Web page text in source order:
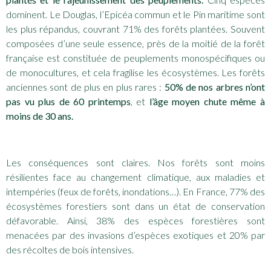
dominent. Le Douglas, l’Epicéa commun et le Pin maritime sont
les plus répandus, couvrant 71% des forêts plantées. Souvent
composées d’une seule essence, près de la moitié de la forêt
française est constituée de peuplements monospécifiques ou
de monocultures, et cela fragilise les écosystèmes. Les forêts
anciennes sont de plus en plus rares : 50% de nos arbres n’ont
pas vu plus de 60 printemps, et l’âge moyen chute même à
moins de 30 ans.
Les conséquences sont claires. Nos forêts sont moins
résilientes face au changement climatique, aux maladies et
intempéries (feux de forêts, inondations…). En France, 77% des
écosystèmes forestiers sont dans un état de conservation
défavorable. Ainsi, 38% des espèces forestières sont
menacées par des invasions d’espèces exotiques et 20% par
des récoltes de bois intensives.